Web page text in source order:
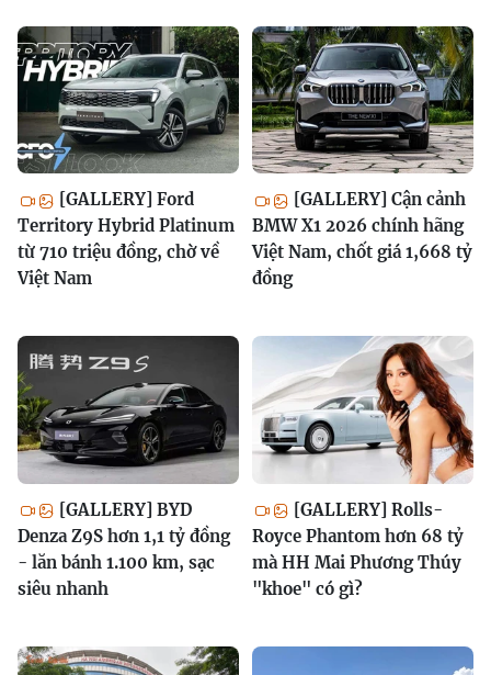
[GALLERY] Ford
Territory Hybrid Platinum
từ 710 triệu đồng, chờ về
Việt Nam
[GALLERY] Cận cảnh
BMW X1 2026 chính hãng
Việt Nam, chốt giá 1,668 tỷ
đồng
[GALLERY] BYD
Denza Z9S hơn 1,1 tỷ đồng
- lăn bánh 1.100 km, sạc
siêu nhanh
[GALLERY] Rolls-
Royce Phantom hơn 68 tỷ
mà HH Mai Phương Thúy
"khoe" có gì?